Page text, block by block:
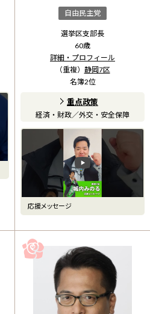
自由民主党
選挙区支部長
60歳
詳細・プロフィール
（重複） 静岡7区
名簿2位
重点政策
経済・財政／外交・安全保障
応援メッセージ